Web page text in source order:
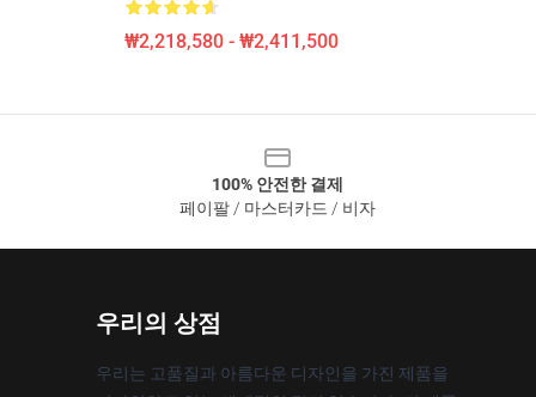
₩2,218,580 - ₩2,411,500
100% 안전한 결제
페이팔 / 마스터카드 / 비자
우리의 상점
우리는 고품질과 아름다운 디자인을 가진 제품을